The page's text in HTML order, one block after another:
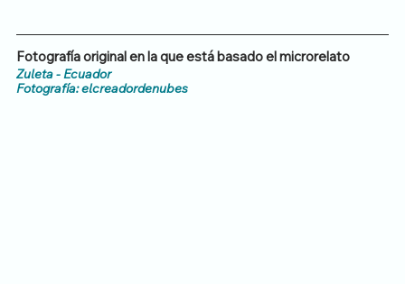
Fotografía original en la que está basado el microrelato
Zuleta - Ecuador
Fotografía: elcreadordenubes